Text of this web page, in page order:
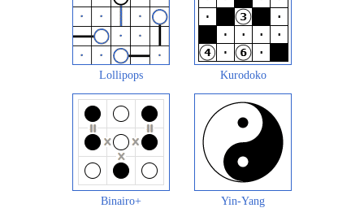
Lollipops Kurodoko
Binairo+ Yin-Yang